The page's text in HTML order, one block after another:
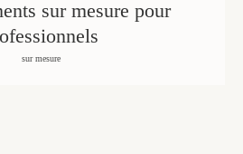
sur mesure pour
sur mesure